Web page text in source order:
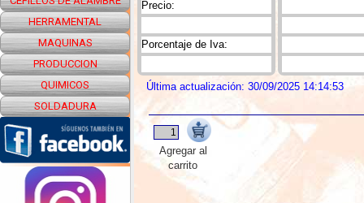
HERRAMENTAL
MAQUINAS
PRODUCCION
QUIMICOS
SOLDADURA
Precio:
Porcentaje de Iva:
Última actualización: 30/09/2025 14:14:53
Agregar al
carrito